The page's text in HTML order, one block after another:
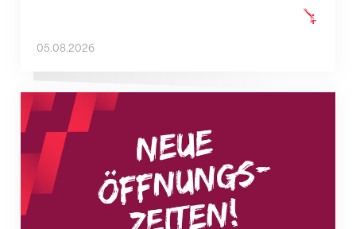
05.08.2026
Neue Empfangszeiten ab 1. August 2026